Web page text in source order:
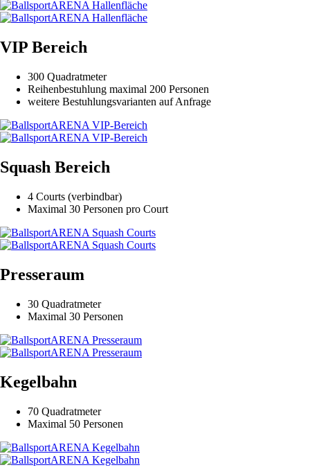
VIP Bereich
300 Quadratmeter
Reihenbestuhlung maximal 200 Personen
weitere Bestuhlungsvarianten auf Anfrage
Squash Bereich
4 Courts (verbindbar)
Maximal 30 Personen pro Court
Presseraum
30 Quadratmeter
Maximal 30 Personen
Kegelbahn
70 Quadratmeter
Maximal 50 Personen